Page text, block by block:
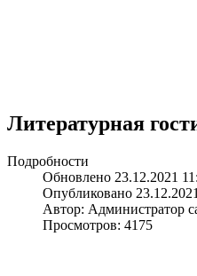
Литературная
Подробности
Обновлено 23.12.2021
Опубликовано
Автор: Администратор
Просмотров: 4175